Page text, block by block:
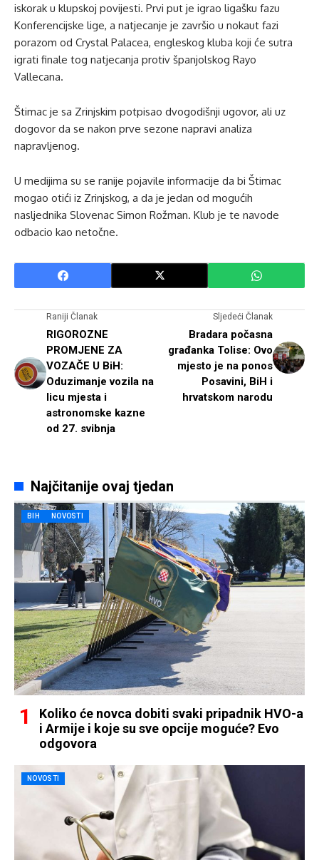
iskorak u klupskoj povijesti. Prvi put je igrao ligašku fazu
Konferencijske lige, a natjecanje je završio u nokaut fazi
porazom od Crystal Palacea, engleskog kluba koji će sutra
igrati finale tog natjecanja protiv španjolskog Rayo
Vallecana.
Štimac je sa Zrinjskim potpisao dvogodišnji ugovor, ali uz
dogovor da se nakon prve sezone napravi analiza
napravljenog.
U medijima su se ranije pojavile informacije da bi Štimac
mogao otići iz Zrinjskog, a da je jedan od mogućih
nasljednika Slovenac Simon Rožman. Klub je te navode
odbacio kao netočne.
Raniji Članak
RIGOROZNE
PROMJENE ZA
VOZAČE U BiH:
Oduzimanje vozila na
licu mjesta i
astronomske kazne
od 27. svibnja
Sljedeći Članak
Bradara počasna
građanka Tolise: Ovo
mjesto je na ponos
Posavini, BiH i
hrvatskom narodu
Najčitanije ovaj tjedan
BIH NOVOSTI
Koliko će novca dobiti svaki pripadnik HVO-a
i Armije i koje su sve opcije moguće? Evo
odgovora
NOVOSTI